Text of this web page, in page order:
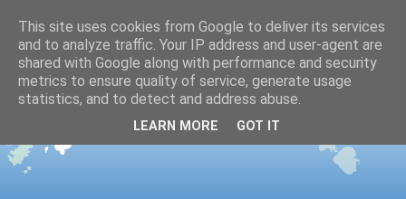
This site uses cookies from Google to deliver its services
and to analyze traffic. Your IP address and user-agent are
shared with Google along with performance and security
metrics to ensure quality of service, generate usage
statistics, and to detect and address abuse.
LEARN MORE GOT IT